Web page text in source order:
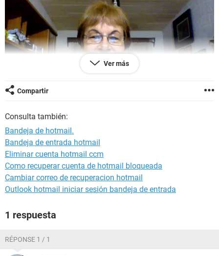
Ver más
Compartir
Consulta también:
Bandeja de hotmail.
Bandeja de entrada hotmail
Eliminar cuenta hotmail ccm
Como recuperar cuenta de hotmail bloqueada
Cambiar correo de recuperacion hotmail
Outlook hotmail iniciar sesión bandeja de entrada
1 respuesta
RÉPONSE 1 / 1